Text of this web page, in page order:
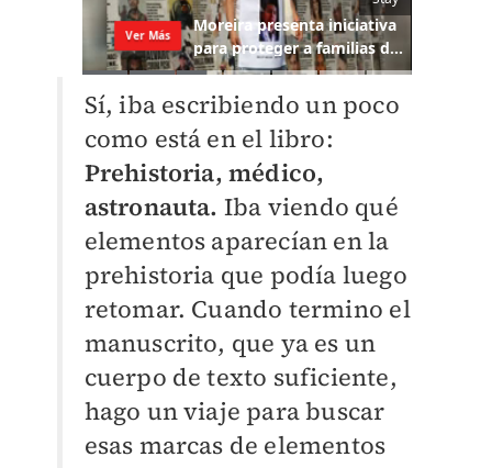
Sí, iba escribiendo un poco
como está en el libro:
Prehistoria, médico,
astronauta. Iba viendo qué
elementos aparecían en la
prehistoria que podía luego
retomar. Cuando termino el
manuscrito, que ya es un
cuerpo de texto suficiente,
hago un viaje para buscar
esas marcas de elementos